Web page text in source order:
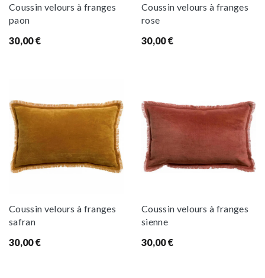
Coussin velours à franges
paon
30,00€
Coussin velours à franges
rose
30,00€
Coussin velours à franges
safran
30,00€
Coussin velours à franges
sienne
30,00€